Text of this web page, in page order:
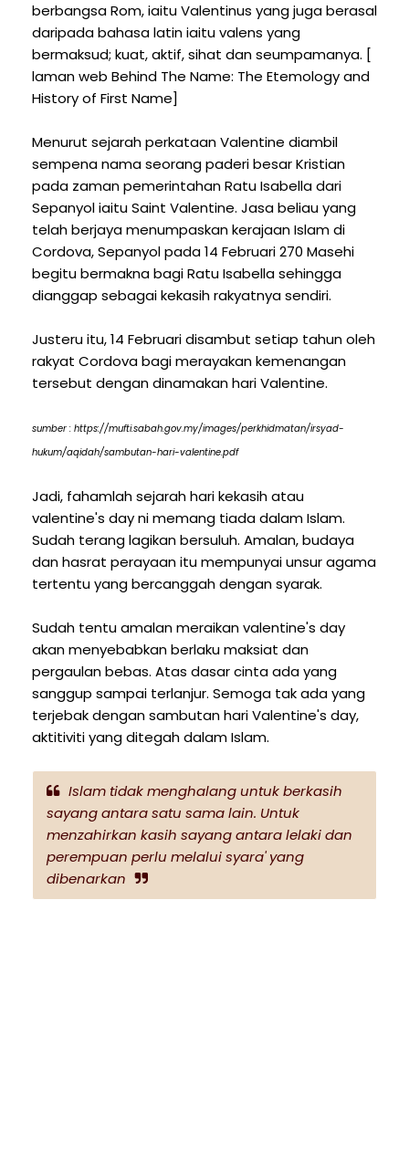
berbangsa Rom, iaitu Valentinus yang juga berasal
daripada bahasa latin iaitu valens yang
bermaksud; kuat, aktif, sihat dan seumpamanya. [
laman web Behind The Name: The Etemology and
History of First Name]
Menurut sejarah perkataan Valentine diambil
sempena nama seorang paderi besar Kristian
pada zaman pemerintahan Ratu Isabella dari
Sepanyol iaitu Saint Valentine. Jasa beliau yang
telah berjaya menumpaskan kerajaan Islam di
Cordova, Sepanyol pada 14 Februari 270 Masehi
begitu bermakna bagi Ratu Isabella sehingga
dianggap sebagai kekasih rakyatnya sendiri.
Justeru itu, 14 Februari disambut setiap tahun oleh
rakyat Cordova bagi merayakan kemenangan
tersebut dengan dinamakan hari Valentine.
sumber : https://mufti.sabah.gov.my/images/perkhidmatan/irsyad-
hukum/aqidah/sambutan-hari-valentine.pdf
Jadi, fahamlah sejarah hari kekasih atau
valentine's day ni memang tiada dalam Islam.
Sudah terang lagikan bersuluh. Amalan, budaya
dan hasrat perayaan itu mempunyai unsur agama
tertentu yang bercanggah dengan syarak.
Sudah tentu amalan meraikan valentine's day
akan menyebabkan berlaku maksiat dan
pergaulan bebas. Atas dasar cinta ada yang
sanggup sampai terlanjur. Semoga tak ada yang
terjebak dengan sambutan hari Valentine's day,
aktitiviti yang ditegah dalam Islam.
Islam tidak menghalang untuk berkasih
sayang antara satu sama lain. Untuk
menzahirkan kasih sayang antara lelaki dan
perempuan perlu melalui syara' yang
dibenarkan